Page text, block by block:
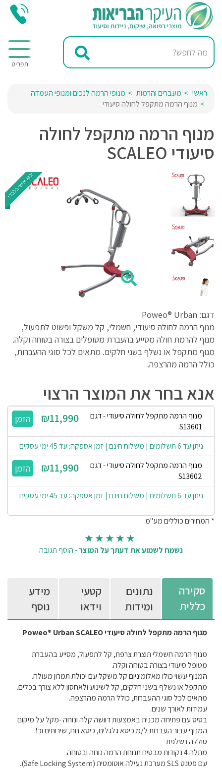
ראשי מעברים והרמות
מנופי הרמה לנכים ומנופי העמדה
מנוף הרמה מתקפל לחולה סיעודי
מנוף הרמה מתקפל לחולה
סיעודי SCALEO
יבוא אישי בלבד!
דגם: Poweo® Urban
מנוף הרמה לחולה סיעודי, חשמלי, קל משקל ופשוט לתפעול,
מנוף להרמת חולה מסייע בהעברת מטופלים בצורה בטוחה וקלה.
מנוף מתקפל או נשלף בשני חלקים. מתאים לכל סוגי ההעברות,
כולל הרמה מהרצפה.
אנא בחר את המוצר הרצוי
מנוף הרמה מתקפל לחולה סיעודי - דגם
S13601
₪11,990
ניתן עד 6 תשלומים | משלוח חינם | זמן אספקה: עד 45 ימי עסקים
מנוף הרמה מתקפל לחולה סיעודי - דגם
S13602
₪11,990
ניתן עד 6 תשלומים | משלוח חינם | זמן אספקה: עד 45 ימי עסקים
* המחירים כוללים מע"מ
נשמח לשמוע את דעתך על המוצר-הוסף תגובה
סקירה
כללית
נתונים
ומידות
קטעי
וידאו
מידע
נוסף
מנוף הרמה מתקפל לחולה סיעודי Poweo® Urban SCALEO
מנוף הרמה חשמלי תוצרת צרפת, קל לתפעול, מסייע בהעברת
מטופל סיעודי בצורה בטוחה וקלה.
המנוף עשוי כולו מאלומיניום קל משקל עם יכולת תמרון מעולה.
מתקפל או נשלף בשני חלקים, קל לשינוע ולאחסון ללא צורך בכלים.
מתאים לכל סוגי ההעברות, כולל הרמה מהרצפה.
עמידות לאורך שנים.
בסיס עם פתיחה מכנית באמצעות דוושה קלה ונוחה -מקל על מיקום
המנוף עבור העברות ל/מ כיסא גלגלים, כיסא נוח, שירותים וכו'.
סוללה נשלפת
מתלה 4 נקודות מבטיח תנוחת הרמה נוחה ובטוחה.
עם פטנט SLS מערכת נעילה אוטומטית (Safe Locking System).